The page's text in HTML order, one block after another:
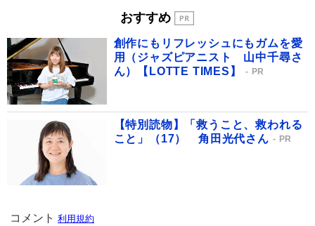
おすすめ
創作にもリフレッシュにもガムを愛
用（ジャズピアニスト 山中千尋さ
ん）【LOTTE TIMES】
PR
【特別読物】「救うこと、救われる
こと」（17） 角田光代さん
PR